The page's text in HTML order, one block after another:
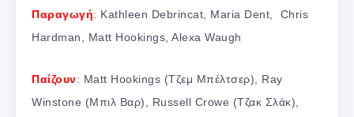
Παραγωγή: Kathleen Debrincat, Maria Dent, Chris
Hardman, Matt Hookings, Alexa Waugh
Παίζουν: Matt Hookings (Τζεμ Μπέλτσερ), Ray
Winstone (Μπιλ Βαρ), Russell Crowe (Τζακ Σλάκ),